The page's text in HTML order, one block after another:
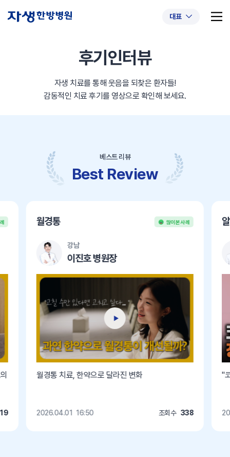
대표
추천 검색어 #초음파약침 #척추압박골절
후기인터뷰
자생 치료를 통해 웃음을 되찾은 환자들!
감동적인 치료 후기를 영상으로 확인해 보세요.
베스트 리뷰
Best Review
월경통 많이 본 사례
강남
이진호 병원장
월경통 치료, 한약으로 달라진 변화
2026.04.01 16:50 조회수 338
"